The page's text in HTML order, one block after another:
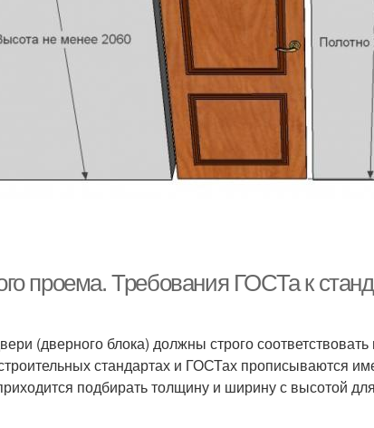
проема. Требования ГОСТа к
(дверного блока) должны строго
стандартах и ГОСТах прописываются
подбирать толщину и ширину с высотой